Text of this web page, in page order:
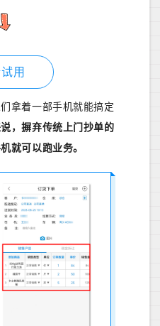
用
拿着一部手机就能搞定
，摒弃传统上门抄单的
就可以跑业务。